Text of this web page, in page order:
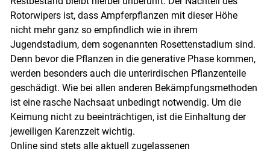
Rotorwipers ist, dass Ampferpflanzen mit dieser Höhe
nicht mehr ganz so empfindlich wie in ihrem
Jugendstadium, dem sogenannten Rosettenstadium sind.
Denn bevor die Pflanzen in die generative Phase kommen,
werden besonders auch die unterirdischen Pflanzenteile
geschädigt. Wie bei allen anderen Bekämpfungsmethoden
ist eine rasche Nachsaat unbedingt notwendig. Um die
Keimung nicht zu beeinträchtigen, ist die Einhaltung der
jeweiligen Karenzzeit wichtig.
Online sind stets alle aktuell zugelassenen